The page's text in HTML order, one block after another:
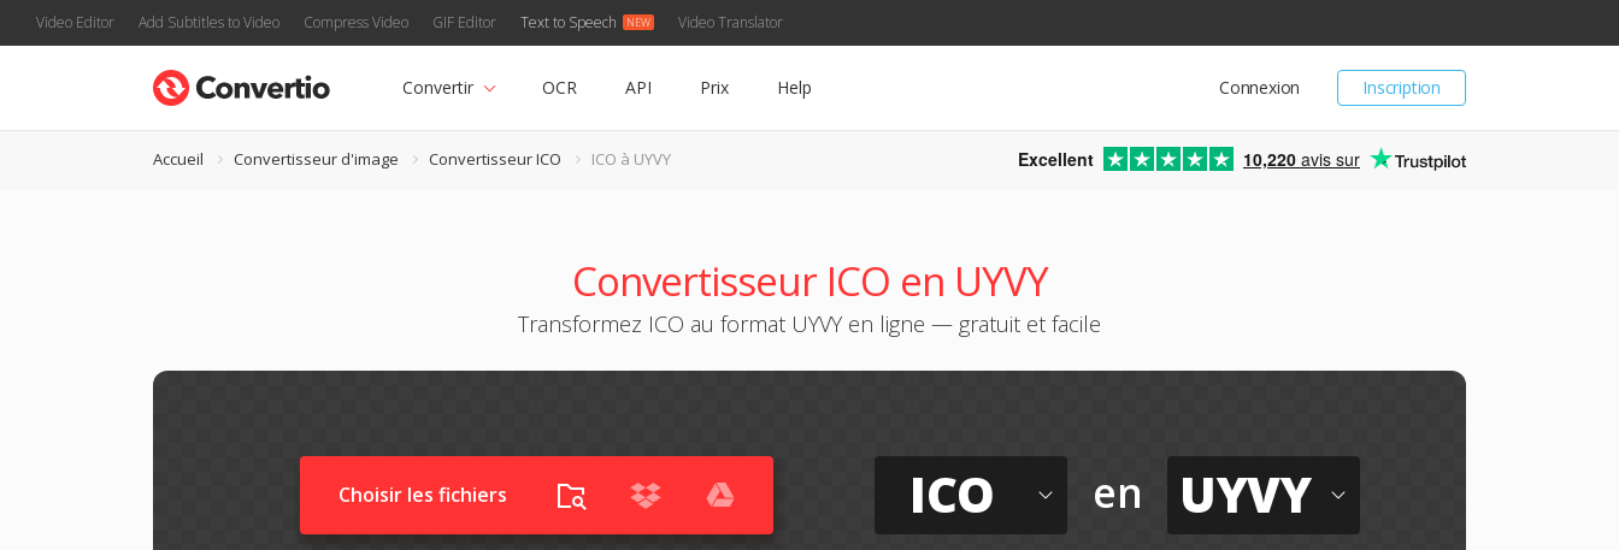
Video Editor Add Subtitles to Video Compress Video GIF Editor Text to Speech Video Translator
Inscription
Connexion
Convertir OCR API Prix Help
Accueil Convertisseur d'image Convertisseur ICO ICO à UYVY Excellent 10,220 avis sur
Convertisseur ICO en UYVY
Transformez ICO au format UYVY en ligne — gratuit et facile
Choisir les fichiers ICO en UYVY